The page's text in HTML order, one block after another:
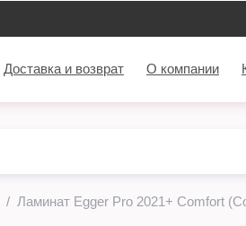
Доставка и возврат О компании
Ламинат Egger Pro 2021+ Comfort